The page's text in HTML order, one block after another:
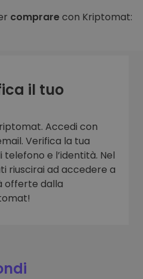
comprarecon Kriptomat:
il tuo
Accedi con
Verifica la tua
telefono e l’identità. Nel
riuscirai ad accedere a
offerte dalla